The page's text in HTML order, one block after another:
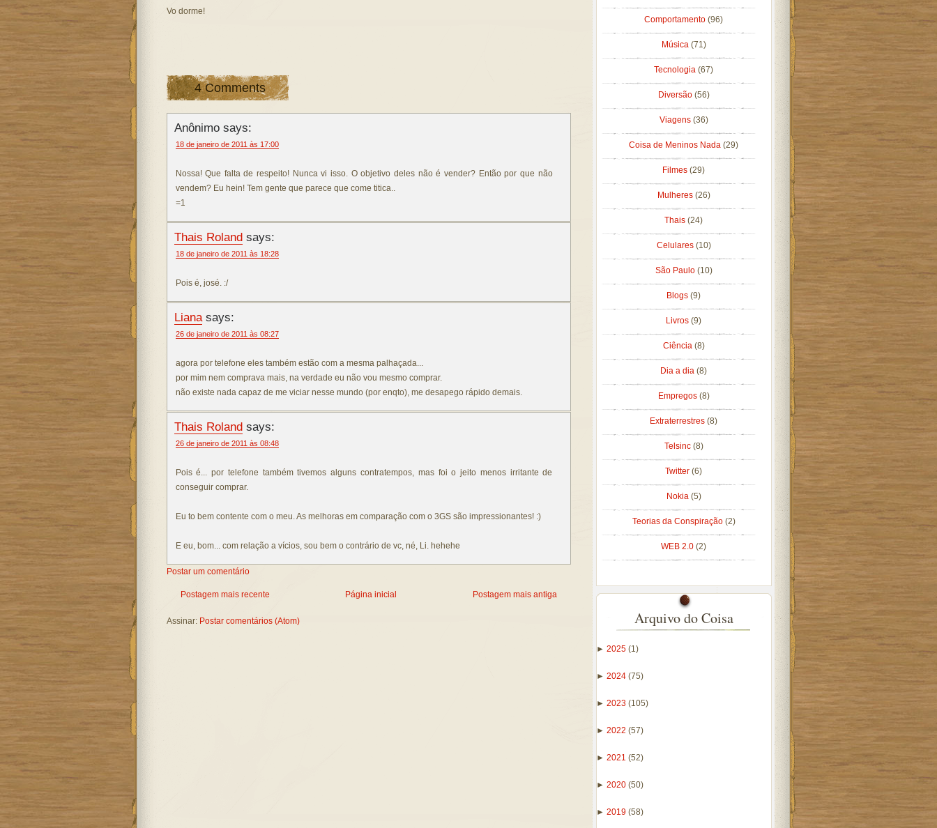
Vo dorme!
4 Comments
Anônimo says:
18 de janeiro de 2011 às 17:00
Nossa! Que falta de respeito! Nunca vi isso. O objetivo deles não é vender? Então por que não
vendem? Eu hein! Tem gente que parece que come titica..
=1
Thais Rolandsays:
18 de janeiro de 2011 às 18:28
Pois é, josé. :/
Lianasays:
26 de janeiro de 2011 às 08:27
agora por telefone eles também estão com a mesma palhaçada...
por mim nem comprava mais, na verdade eu não vou mesmo comprar.
não existe nada capaz de me viciar nesse mundo (por enqto), me desapego rápido demais.
Thais Rolandsays:
26 de janeiro de 2011 às 08:48
Pois é... por telefone também tivemos alguns contratempos, mas foi o jeito menos irritante de
conseguir comprar.
Eu to bem contente com o meu. As melhoras em comparação com o 3GS são impressionantes! :)
E eu, bom... com relação a vícios, sou bem o contrário de vc, né, Li. hehehe
Postar um comentário
Postagem mais recente Postagem mais antiga
Página inicial
Assinar: Postar comentários (Atom)
Comportamento (96)
Música (71)
Tecnologia (67)
Diversão (56)
Viagens (36)
Coisa de Meninos Nada (29)
Filmes (29)
Mulheres (26)
Thais (24)
Celulares (10)
São Paulo (10)
Blogs (9)
Livros (9)
Ciência (8)
Dia a dia (8)
Empregos (8)
Extraterrestres (8)
Telsinc (8)
Twitter (6)
Nokia (5)
Teorias da Conspiração (2)
WEB 2.0 (2)
Arquivo do Coisa
► 2025 (1)
► 2024 (75)
► 2023 (105)
► 2022 (57)
► 2021 (52)
► 2020 (50)
► 2019 (58)